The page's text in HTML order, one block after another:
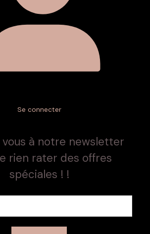
Se connecter
vous à notre newsletter
rien rater des offres
spéciales ! !